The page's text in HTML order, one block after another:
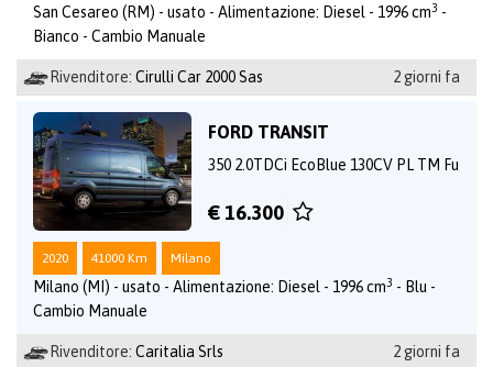
San Cesareo (RM) - usato - Alimentazione: Diesel - 1996 cm3 -
Bianco - Cambio Manuale
Rivenditore: Cirulli Car 2000 Sas 2 giorni fa
FORD TRANSIT
350 2.0TDCi EcoBlue 130CV PL TM Fu
€ 16.300
2020 41000 Km Milano
Milano (MI) - usato - Alimentazione: Diesel - 1996 cm3 - Blu -
Cambio Manuale
Rivenditore: Caritalia Srls 2 giorni fa